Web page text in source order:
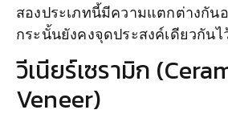
สองประเภทนี้มีความแตกต่างกัน
กระนั้นยังคงจุดประสงค์เดียวกันไ
วีเนียร์เซรามิก
Veneer)